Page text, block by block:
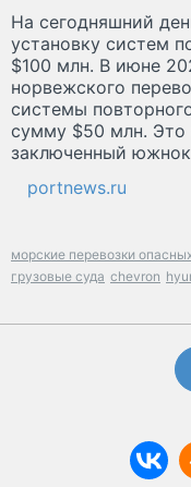
На сегодняшний
установку систем
$100 млн. В июне
норвежского
системы
сумму $50 млн. Это
заключенный
portnews.ru
морские перевозки
грузовые суда chevron